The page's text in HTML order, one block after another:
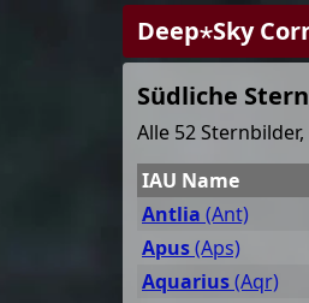
Deep⋆Sky
Südliche
Alle 52
IAU Name
Antlia (Ant)
Apus(Aps)
Aquarius(Aqr)